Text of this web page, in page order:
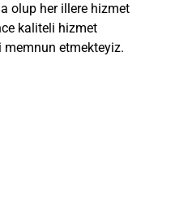
olup her illere hizmet
kaliteli hizmet
memnun etmekteyiz.